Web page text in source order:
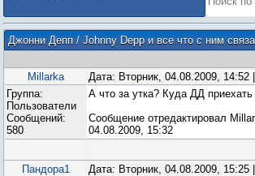
Джонни Депп / Johnny Depp и все что с ним
Millarka Дата: Вторник, 04.08.2009,
Группа:
Пользователи
Сообщений:
580
А что за утка? Куда ДД
Сообщение отредактировал
04.08.2009, 15:32
Пандора1 Дата: Вторник, 04.08.2009,